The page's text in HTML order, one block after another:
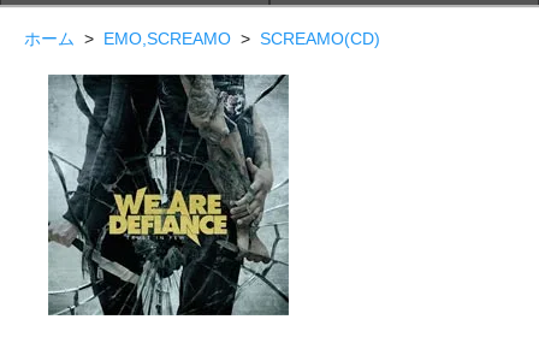
ホーム > EMO,SCREAMO > SCREAMO(CD)